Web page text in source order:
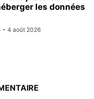
les données
- 4 août 2026